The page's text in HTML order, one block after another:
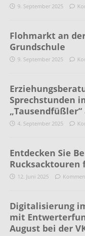
9. September 2025
Flohmarkt an
Grundschule
9. September 2025
Sprechstunden
„Tausendfüßler“
4. September 2025
Entdecken Sie
Rucksacktouren
12. Juni 2025
Digitalisierung
mit
August bei der